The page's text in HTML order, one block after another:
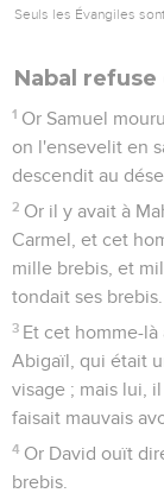
Seuls les Évangiles
Nabal
1 Or Samuel
on l'ensevelit en
descendit au
2 Or il y avait à
Carmel, et cet
mille brebis, et
tondait ses brebis.
3 Et cet homme-là
Abigaïl, qui était
visage ; mais lui,
faisait mauvais
4 Or David ouït
brebis.